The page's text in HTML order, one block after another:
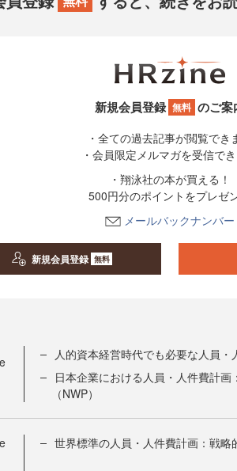
新規会員登録 無料 のご案
・全ての過去記事が閲覧でき
・会員限定メルマガを受信で
・翔泳社の本が買える！
500円分のポイントをプレゼ
メールバックナンバー
新規会員登録 無料
人的資本経営時代でも必要な人員・
日本企業における人員・人件費計画
（NWP）
世界標準の人員・人件費計画：戦略